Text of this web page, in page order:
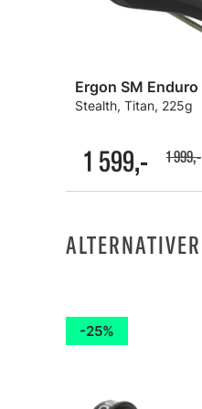
Stealth, Titan, 225g
1 599,- 1 999,-
ALTERNATIVER
25%